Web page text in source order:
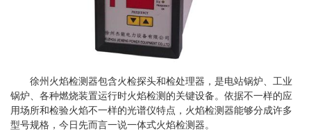
徐州火焰检测器包含火检探头和检处理器，是电站锅炉、工业
锅炉、各种燃烧装置运行时火焰检测的关键设备。依据不一样的应
用场所和检验火焰不一样的光谱仪特点，火焰检测器能够分成许多
型号规格，今日先而言一说一体式火焰检测器。